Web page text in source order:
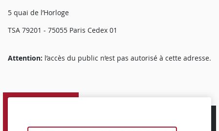
5 quai de l’Horloge
TSA 79201 - 75055 Paris Cedex 01
Attention: l’accès du public n’est pas autorisé à cette adresse.